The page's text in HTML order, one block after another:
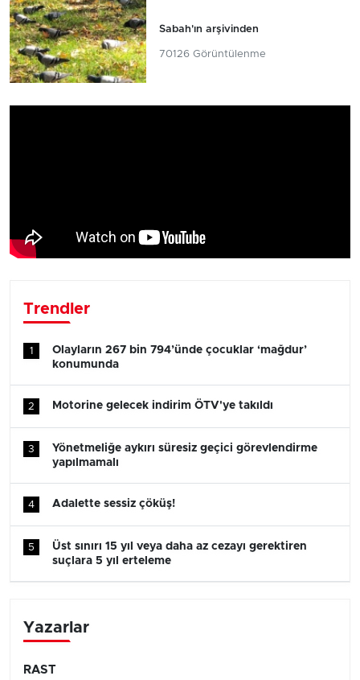
Sabah'ın arşivinden
70126 Görüntülenme
Trendler
1
Olayların 267 bin 794’ünde çocuklar ‘mağdur’
konumunda
2 Motorine gelecek indirim ÖTV'ye takıldı
3
Yönetmeliğe aykırı süresiz geçici görevlendirme
yapılmamalı
4 Adalette sessiz çöküş!
5
Üst sınırı 15 yıl veya daha az cezayı gerektiren
suçlara 5 yıl erteleme
Yazarlar
RAST